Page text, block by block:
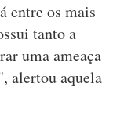
entre os mais
tanto a
uma ameaça
alertou aquela